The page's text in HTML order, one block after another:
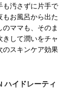
も汚さずに片手で
もお風呂から出た
ママも、そのま
して潤いをチャ
のスキンケア効果
ハイドレーティ